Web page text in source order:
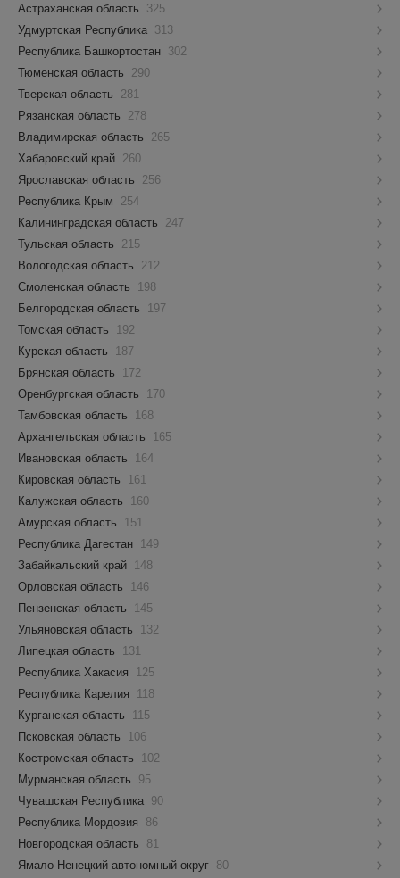
Астраханская область
325
Удмуртская Республика 313
Республика Башкортостан 302
Тюменская область
290
Тверская область
281
Рязанская область
278
Владимирская область
265
Хабаровский край 260
Ярославская область
256
Республика Крым
254
Калининградская область
247
Тульская область
215
Вологодская область
212
Смоленская область
198
Белгородская область
197
Томская область
192
Курская область
187
Брянская область
172
Оренбургская область
170
Тамбовская область
168
Архангельская область
165
Ивановская область
164
Кировская область
161
Калужская область
160
Амурская область
151
Республика Дагестан
149
Забайкальский край
148
Орловская область
146
Пензенская область
145
Ульяновская область
132
Липецкая область
131
Республика Хакасия
125
Республика Карелия
118
Курганская область
115
Псковская область
106
Костромская область
102
Мурманская область
95
Чувашская Республика 90
Республика Мордовия
86
Новгородская область
81
Ямало-Ненецкий автономный округ 80